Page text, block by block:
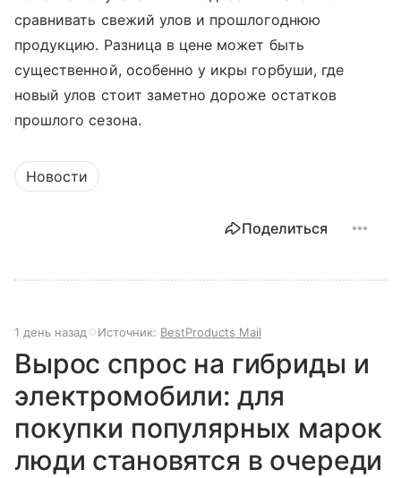
сравнивать свежий улов и прошлогоднюю
продукцию. Разница в цене может быть
существенной, особенно у икры горбуши, где
новый улов стоит заметно дороже остатков
прошлого сезона.
Новости
Поделиться
1 день назад Источник: BestProducts Mail
Вырос спрос на гибриды и
электромобили: для
покупки популярных марок
люди становятся в очереди